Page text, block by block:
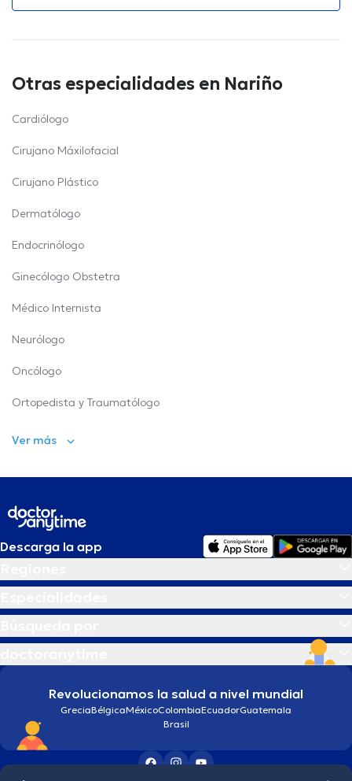
Otras especialidades en Nariño
Cardiólogo
Cirujano Máxilofacial
Cirujano Plástico
Dermatólogo
Endocrinólogo
Ginecólogo Obstetra
Médico Internista
Neurólogo
Oncólogo
Ortopedista y Traumatólogo
Ver más
Descarga la app
Revolucionamos la salud a nivel mundial
GreciaBélgicaMéxicoColombiaEcuadorGuatemala
Brasil